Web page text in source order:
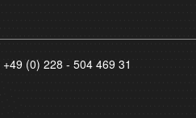
+49 (0) 228 - 504 469 31